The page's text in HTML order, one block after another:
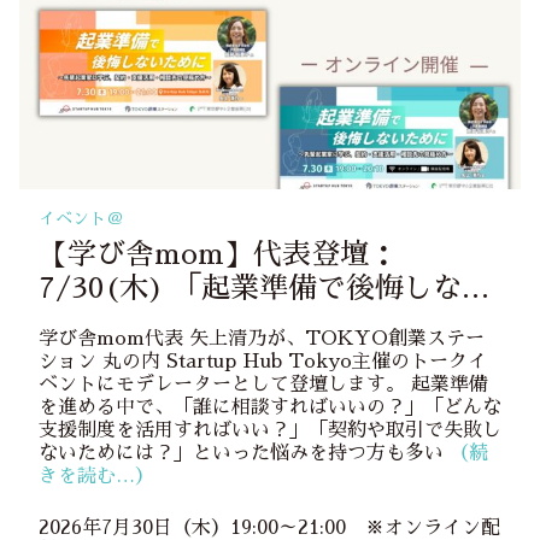
イベント＠
【学び舎mom】代表登壇：
7/30(木) 「起業準備で後悔しない
ために ～先輩起業家に学ぶ、契
約・支援活用・相談先の見極め方
～」
学び舎mom代表 矢上清乃が、TOKYO創業ステー
ション 丸の内 Startup Hub Tokyo主催のトークイ
ベントにモデレーターとして登壇します。 起業準備
を進める中で、「誰に相談すればいいの？」「どんな
支援制度を活用すればいい？」「契約や取引で失敗し
ないためには？」といった悩みを持つ方も多い
（続
きを読む…）
2026年7月30日（木）19:00～21:00 ※オンライン配